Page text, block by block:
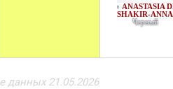
♀ ANASTASIA
SHAKIR-ANNA
Черный
данных 21.05.2026